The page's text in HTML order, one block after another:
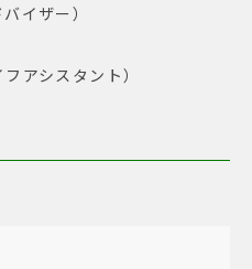
イザー）
アシスタント）